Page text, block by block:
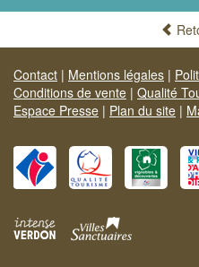
Contact | Mentions légales |
Conditions de vente | Qualité
Espace Presse | Plan du site |